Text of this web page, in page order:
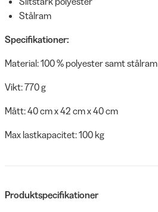
Stålram
Specifikationer:
Material: 100 % polyester samt stålram
Vikt: 770 g
Mått: 40 cm x 42 cm x 40 cm
Max lastkapacitet: 100 kg
Produktspecifikationer